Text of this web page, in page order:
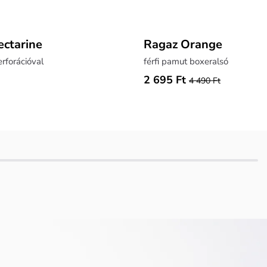
Ragaz Orange
férfi pamut boxeralsó
2 695 Ft 4 490 Ft